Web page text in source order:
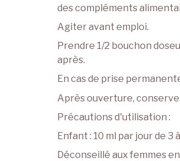
des compléments
Agiter avant emploi.
Prendre 1/2 bouchon
après.
En cas de prise
Après ouverture,
Précautions d'utilisation :
Enfant : 10 ml par jour de 3
Déconseillé aux femmes